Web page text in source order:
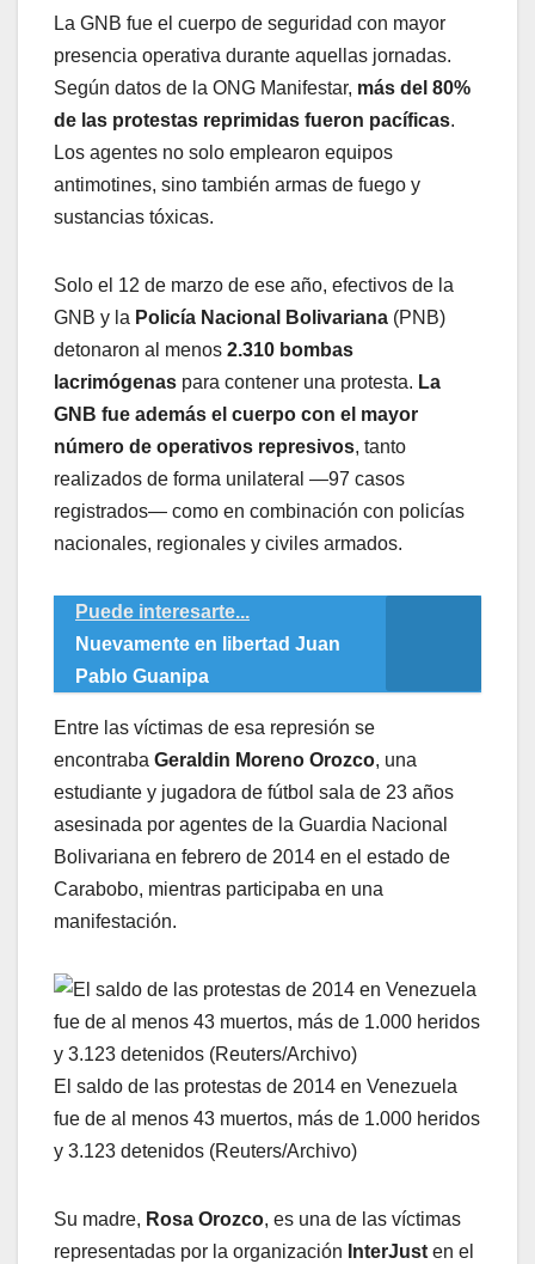
La GNB fue el cuerpo de seguridad con mayor
presencia operativa durante aquellas jornadas.
Según datos de la ONG Manifestar, más del 80%
de las protestas reprimidas fueron pacíficas.
Los agentes no solo emplearon equipos
antimotines, sino también armas de fuego y
sustancias tóxicas.
Solo el 12 de marzo de ese año, efectivos de la
GNB y la Policía Nacional Bolivariana (PNB)
detonaron al menos 2.310 bombas
lacrimógenas para contener una protesta. La
GNB fue además el cuerpo con el mayor
número de operativos represivos, tanto
realizados de forma unilateral —97 casos
registrados— como en combinación con policías
nacionales, regionales y civiles armados.
Puede interesarte...
Nuevamente en libertad Juan
Pablo Guanipa
Entre las víctimas de esa represión se
encontraba Geraldin Moreno Orozco, una
estudiante y jugadora de fútbol sala de 23 años
asesinada por agentes de la Guardia Nacional
Bolivariana en febrero de 2014 en el estado de
Carabobo, mientras participaba en una
manifestación.
El saldo de las protestas de 2014 en Venezuela
fue de al menos 43 muertos, más de 1.000 heridos
y 3.123 detenidos (Reuters/Archivo)
Su madre, Rosa Orozco, es una de las víctimas
representadas por la organización InterJust en el